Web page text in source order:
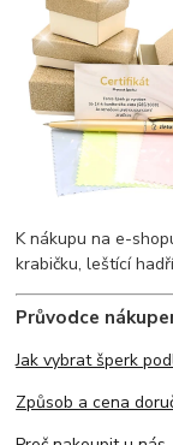
K nákupu na e-
krabičku, leštící
Průvodce
Jak vybrat šperk
Způsob a cena